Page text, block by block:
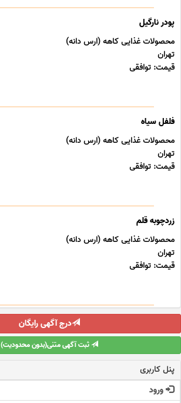
پودر نارگیل
محصولات غذایی کاهه (ارس دانه)
تهران
قیمت: توافقی
فلفل سیاه
محصولات غذایی کاهه (ارس دانه)
تهران
قیمت: توافقی
زردچوبه قلم
محصولات غذایی کاهه (ارس دانه)
تهران
قیمت: توافقی
درج آگهی رایگان
ثبت آگهی متنی(بدون محدودیت)
پنل کاربری
ورود